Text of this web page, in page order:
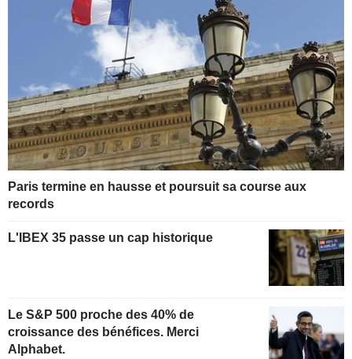
Paris termine en hausse et poursuit sa course aux
records
L'IBEX 35 passe un cap historique
Le S&P 500 proche des 40% de
croissance des bénéfices. Merci
Alphabet.